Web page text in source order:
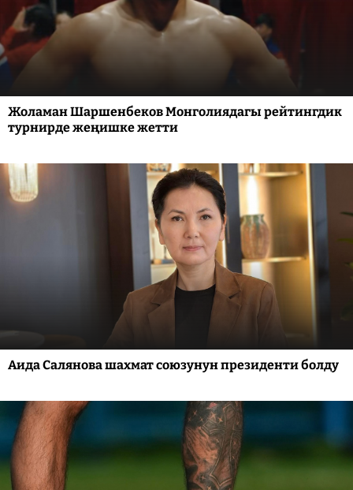
Жоламан Шаршенбеков Монголиядагы рейтингдик
турнирде жеңишке жетти
Аида Салянова шахмат союзунун президенти болду